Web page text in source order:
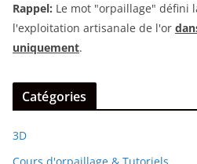
Rappel: Le mot "orpaillage" défini
l'exploitation artisanale de l'or
uniquement.
Catégories
3D